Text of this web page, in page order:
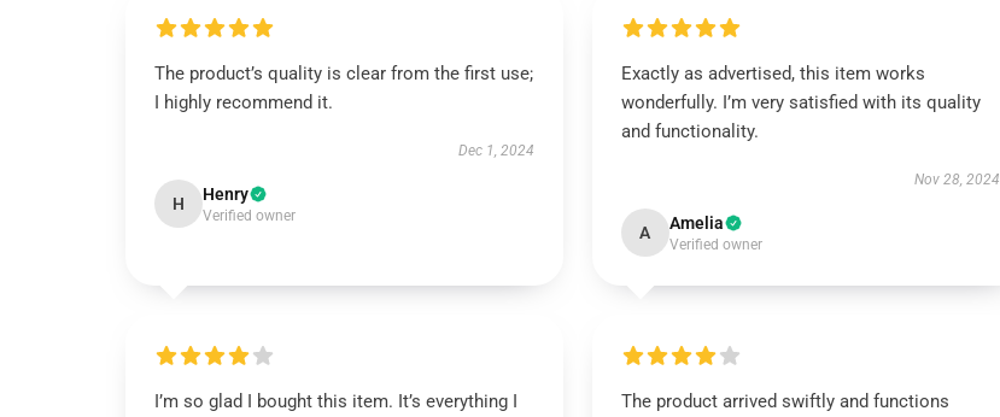
The product’s quality is clear from the first use;
I highly recommend it.
Dec 1, 2024
H Henry
Verified owner
Exactly as advertised, this item works
wonderfully. I’m very satisfied with its quality
and functionality.
Nov 28, 2024
A Amelia
Verified owner
I’m so glad I bought this item. It’s everything I
The product arrived swiftly and functions